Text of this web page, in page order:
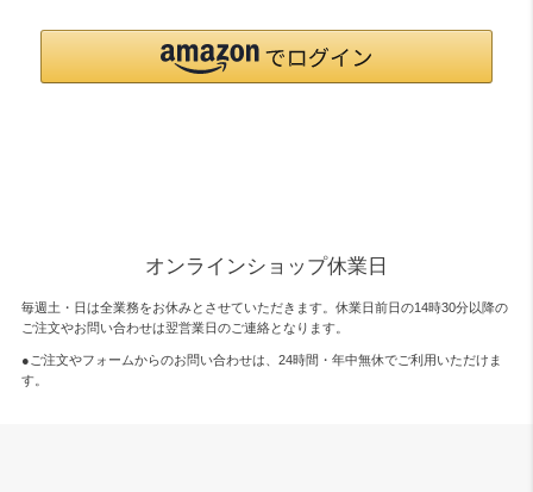
オンラインショップ休業日
毎週土・日は全業務をお休みとさせていただきます。休業日前日の14時30分以降の
ご注文やお問い合わせは翌営業日のご連絡となります。
●ご注文やフォームからのお問い合わせは、 24時間・年中無休でご利用いただけま
す。